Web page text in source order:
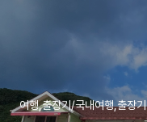
여행,출장기/국내여행,출장기